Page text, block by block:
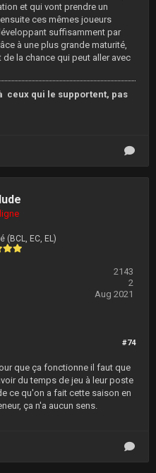
et qui vont prendre un
ces mêmes joueurs
suffisamment par
à une plus grande maturité,
la chance qui peut aller avec
ceux qui le supportent, pas
(BCL, EC, EL)
2143
2
Aug 2021
#74
que ça fonctionne il faut que
du temps de jeu à leur poste
ce qu'on a fait cette saison en
ça n'a aucun sens.